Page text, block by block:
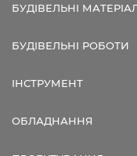
БУДІВЕЛЬНІ
БУДІВЕЛЬНІ РОБОТИ
ІНСТРУМЕНТ
ОБЛАДНАННЯ